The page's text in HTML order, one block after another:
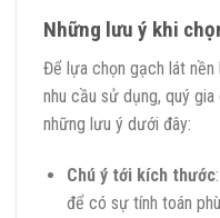
Những lưu ý khi
Để lựa chọn gạch lát nền
nhu cầu sử dụng, quý
những lưu ý dưới đây:
Chú ý tới kích thước
để có sự tính toán